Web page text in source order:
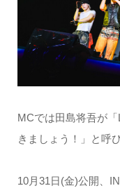
MCでは田島将吾が
きましょう！」と呼
10月31日(金)公開、